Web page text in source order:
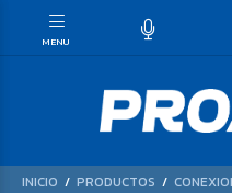
INICIO PRODUCTOS